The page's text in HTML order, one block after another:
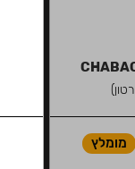
מומלץ